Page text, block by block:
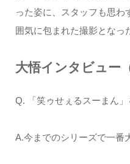
った姿に、スタッフも思わ
囲気に包まれた撮影となっ
大悟インタビュー
Q. 「笑ゥせぇるスーまん」
A.今までのシリーズで一番